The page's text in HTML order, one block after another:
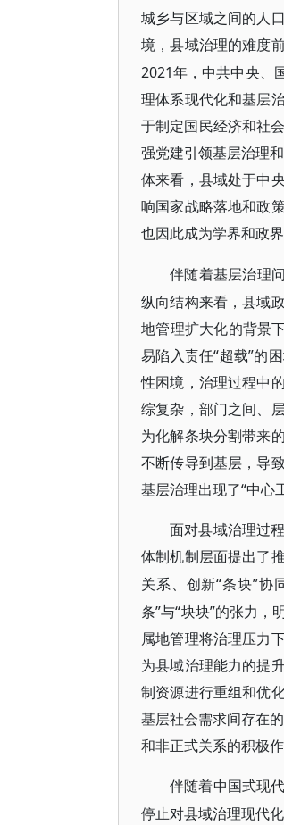
城乡与区域之间的人
境，县域治理的难度
2021年，中共中央、
理体系现代化和基层
于制定国民经济和社
强党建引领基层治理
体来看，县域处于中
响国家战略落地和政
也因此成为学界和政
伴随着基层治理
纵向结构来看，县域
地管理扩大化的背景
易陷入责任“超载”的
性困境，治理过程中
综复杂，部门之间、
为化解条块分割带来
不断传导到基层，导
基层治理出现了“中心
面对县域治理过
体制机制层面提出了
关系、创新“条块”协
条”与“块块”的张力
属地管理将治理压力
为县域治理能力的提
制资源进行重组和优
基层社会需求间存在
和非正式关系的积极
伴随着中国式现
停止对县域治理现代